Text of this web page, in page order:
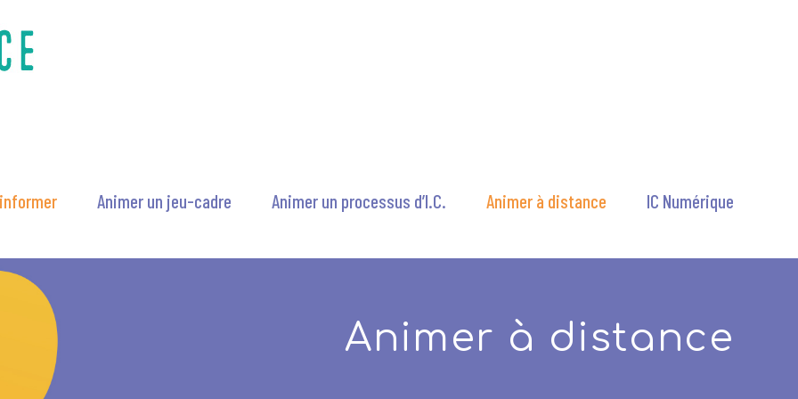
Animer un jeu-cadre Animer un processus d’I.C. Animer à distance IC Numérique
Animer à distance